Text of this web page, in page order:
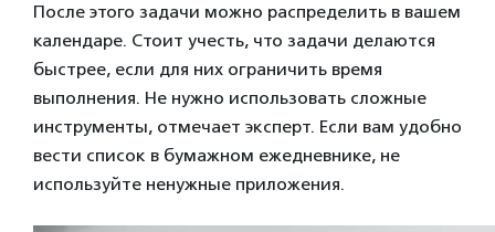
После этого задачи можно распределить в вашем
календаре. Стоит учесть, что задачи делаются
быстрее, если для них ограничить время
выполнения. Не нужно использовать сложные
инструменты, отмечает эксперт. Если вам удобно
вести список в бумажном ежедневнике, не
используйте ненужные приложения.